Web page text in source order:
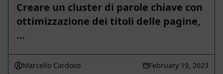
Creare un cluster di parole chiave con
ottimizzazione dei titoli delle pagine,
…
Marcello Cardoso February 19, 2023